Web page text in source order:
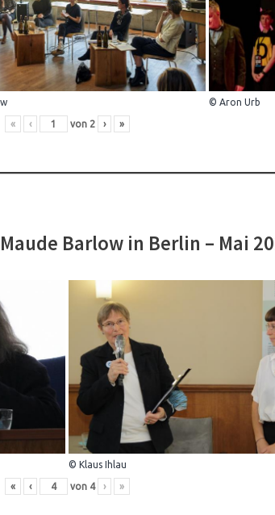
© Aron Urb
« ‹ von 2 › »
Barlow in Berlin – Mai
© Klaus Ihlau
« ‹ von 4 › »